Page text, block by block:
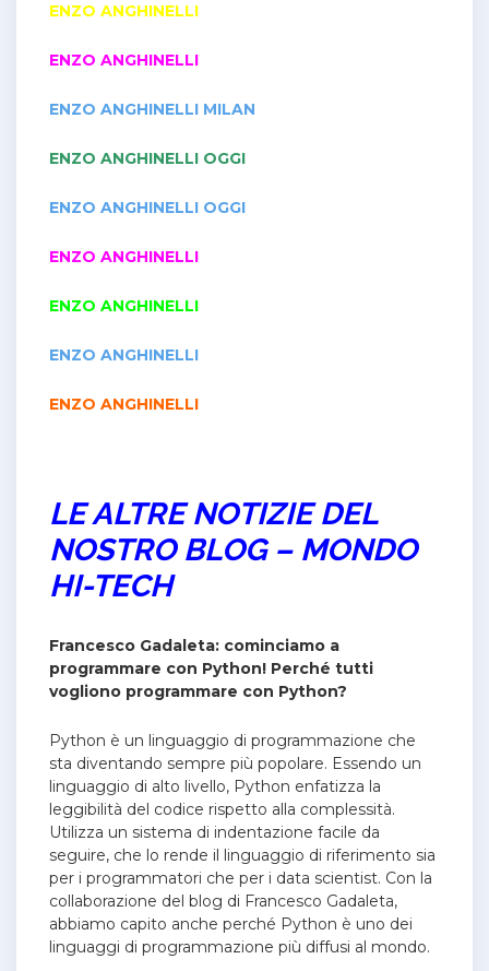
ENZO ANGHINELLI
ENZO ANGHINELLI
ENZO ANGHINELLI MILAN
ENZO ANGHINELLI OGGI
ENZO ANGHINELLI OGGI
ENZO ANGHINELLI
ENZO ANGHINELLI
ENZO ANGHINELLI
ENZO ANGHINELLI
LE ALTRE NOTIZIE DEL
NOSTRO BLOG – MONDO
HI-TECH
Francesco Gadaleta: cominciamo a
programmare con Python! Perché tutti
vogliono programmare con Python?
Python è un linguaggio di programmazione che
sta diventando sempre più popolare. Essendo un
linguaggio di alto livello, Python enfatizza la
leggibilità del codice rispetto alla complessità.
Utilizza un sistema di indentazione facile da
seguire, che lo rende il linguaggio di riferimento sia
per i programmatori che per i data scientist. Con la
collaborazione del blog di Francesco Gadaleta,
abbiamo capito anche perché Python è uno dei
linguaggi di programmazione più diffusi al mondo.